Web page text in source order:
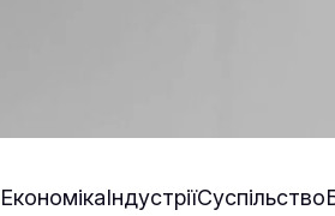
ЕкономікаІндустріїСуспільство